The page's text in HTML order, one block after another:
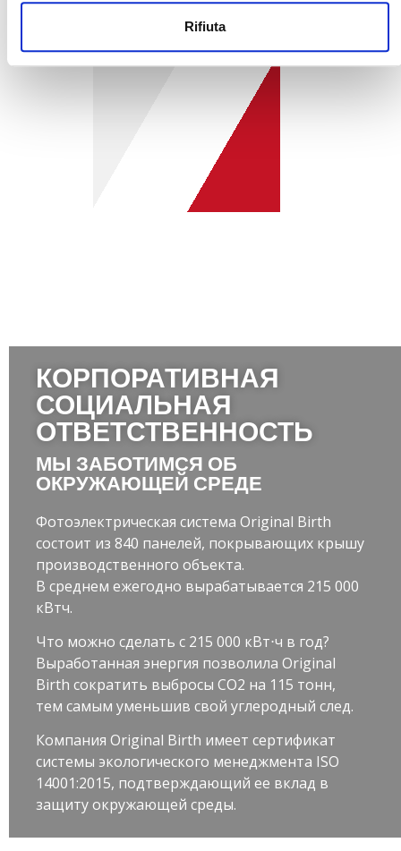
Rifiuta
КОРПОРАТИВНАЯ
СОЦИАЛЬНАЯ
ОТВЕТСТВЕННОСТЬ
МЫ ЗАБОТИМСЯ ОБ
ОКРУЖАЮЩЕЙ СРЕДЕ
Фотоэлектрическая система Original Birth
состоит из 840 панелей, покрывающих крышу
производственного объекта.
В среднем ежегодно вырабатывается 215 000
кВтч.
Что можно сделать с 215 000 кВт⋅ч в год?
Выработанная энергия позволила Original
Birth сократить выбросы CO2 на 115 тонн,
тем самым уменьшив свой углеродный след.
Компания Original Birth имеет сертификат
системы экологического менеджмента ISO
14001:2015, подтверждающий ее вклад в
защиту окружающей среды.